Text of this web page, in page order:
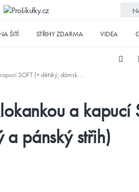
ŠITÍ STŘIHY ZDARMA VIDEA
a kapucí
a pánský střih)